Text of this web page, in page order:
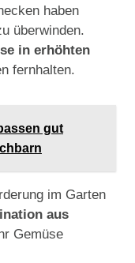
haben
überwinden.
in erhöhten
fernhalten.
gut
im Garten
aus
Gemüse